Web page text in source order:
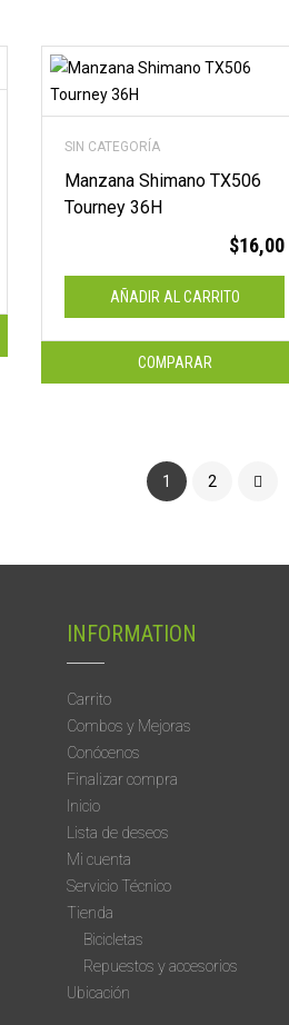
SIN CATEGORÍA
Manzana Shimano TX506
Tourney 36H
$16,00
AÑADIR AL CARRITO
COMPARAR
1 2
INFORMATION
Carrito
Combos y Mejoras
Conócenos
Finalizar compra
Inicio
Lista de deseos
Mi cuenta
Servicio Técnico
Tienda
Bicicletas
Repuestos y accesorios
Ubicación